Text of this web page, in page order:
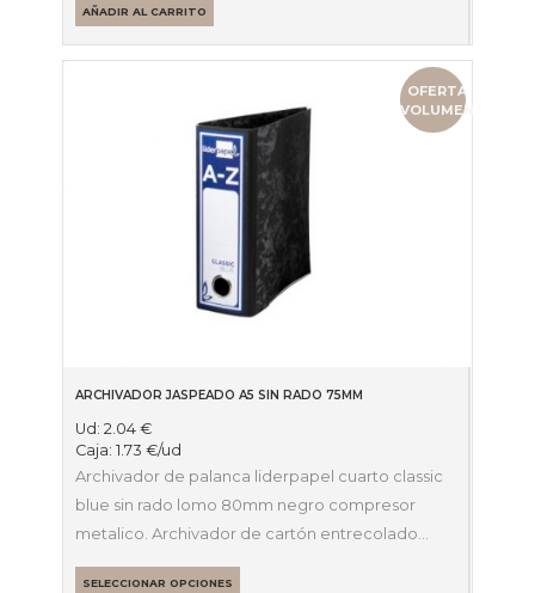
AÑADIR AL CARRITO
OFERTA
VOLUMEN
ARCHIVADOR JASPEADO A5 SIN RADO 75MM
Ud:2.04€
Caja:1.73€/ud
Archivador de palanca liderpapel cuarto classic
blue sin rado lomo 80mm negro compresor
metalico. Archivador de cartón entrecolado…
SELECCIONAR OPCIONES